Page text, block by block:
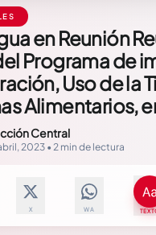
en Reunión
Programa de
Uso de la
Alimentarios,
Central
2023 • 2 min de lectura
X WA